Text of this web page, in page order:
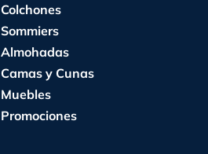
Colchones
Sommiers
Almohadas
Camas y Cunas
Muebles
Promociones